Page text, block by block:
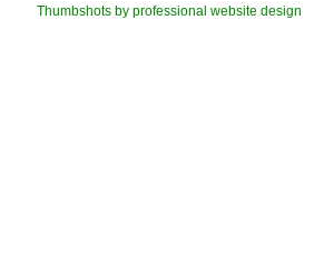
Thumbshots by professional website design